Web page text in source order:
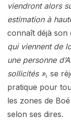
viendront alors
estimation à
connaît déjà son
qui viennent de
une personne
sollicités », se
pratique pour
les zones de
selon ses dires.